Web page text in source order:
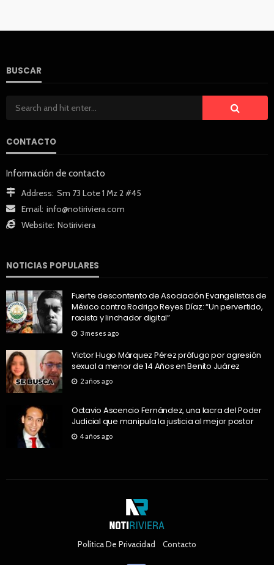
BUSCAR
CONTACTO
Información de contacto
Address: Sm 73 Lote 1 Mz 2 #45
Email: info@notiriviera.com
Website: Notiriviera
NOTICIAS POPULARES
Fuerte descontento de Asociación Evangelistas de
México contra Rodrigo Reyes Díaz: “Un pervertido,
racista y linchador digital”
3 meses ago
Victor Hugo Márquez Pérez prófugo por agresión
sexual a menor de 14 Años en Benito Juárez
2 años ago
Octavio Ascencio Fernández, una lacra del Poder
Judicial que manipula la justicia al mejor postor
4 años ago
Política De Privacidad Contacto